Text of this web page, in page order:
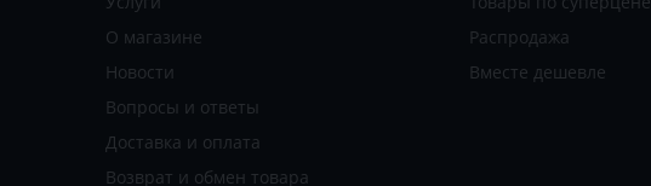
О магазине
Новости
Вопросы и ответы
Доставка и оплата
Возврат и обмен товара
Распродажа
Вместе дешевле